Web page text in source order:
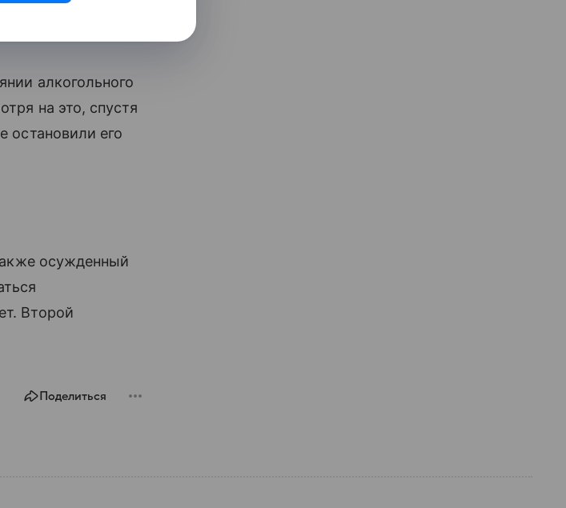
алкогольного
на это, спустя
остановили его
осужденный
Второй
Поделиться